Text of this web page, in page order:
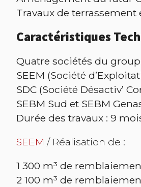
Travaux de terrassement
Caractéristiques
Quatre sociétés du
SEEM (Société
SDC (Société Désactiv’
SEBM Sud et SEBM
Durée des travaux : 9
SEEM / Réalisation de :
1 300 m³ de
2 100 m³ de